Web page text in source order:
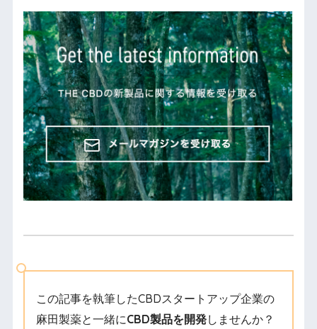
この記事を執筆したCBDスタートアップ企業の
麻田製薬と一緒にCBD製品を開発しませんか？